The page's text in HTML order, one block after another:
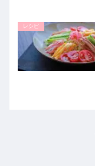
レシピ